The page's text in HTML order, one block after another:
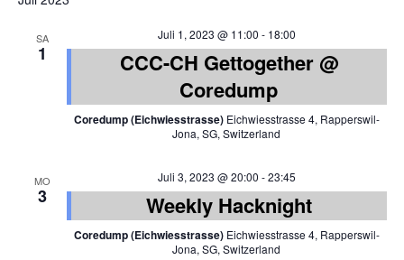
SA
1
Juli 1, 2023 @ 11:00 - 18:00
CCC-CH Gettogether @
Coredump
Coredump (Eichwiesstrasse) Eichwiesstrasse 4, Rapperswil-
Jona, SG, Switzerland
MO
3
Juli 3, 2023 @ 20:00 -23:45
Weekly Hacknight
Coredump (Eichwiesstrasse) Eichwiesstrasse 4, Rapperswil-
Jona, SG, Switzerland